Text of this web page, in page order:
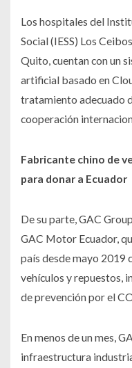
Los hospitales del
Social (IESS) Los
Quito, cuentan con un
artificial basado en
tratamiento adecuado
cooperación
Fabricante chino de
para donar a Ecuador
De su parte, GAC
GAC Motor Ecuador,
país desde mayo 2019
vehículos y repuestos,
de prevención por el
En menos de un mes,
infraestructura